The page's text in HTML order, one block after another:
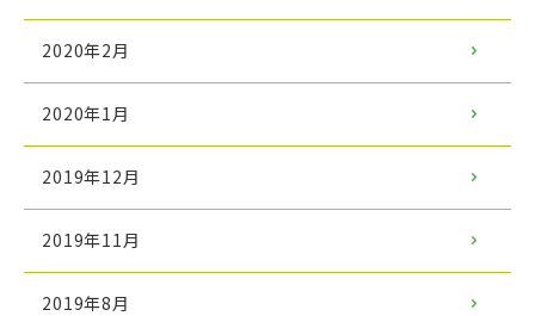
2020年2月
2020年1月
2019年12月
2019年11月
2019年8月